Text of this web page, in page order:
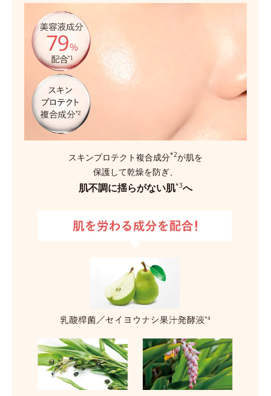
スキンプロテクト複合成分*2が肌を
保護して乾燥を防ぎ、
肌不調に揺らがない肌*3へ